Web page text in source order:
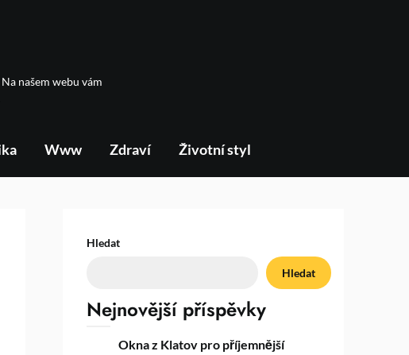
našem webu vám
Www Zdraví Životní styl
Hledat
Hledat
Nejnovější příspěvky
Okna z Klatov pro příjemnější